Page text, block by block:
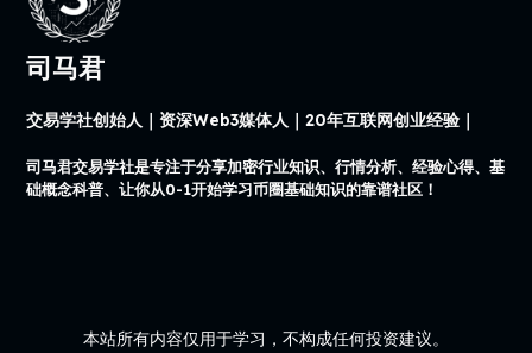
司马君
交易学社创始人｜资深Web3媒体人｜20年互联网创业经验｜
司马君交易学社是专注于分享加密行业知识、行情分析、经验心得、基
础概念科普、让你从0-1开始学习币圈基础知识的靠谱社区！
本站所有内容仅用于学习，不构成任何投资建议。